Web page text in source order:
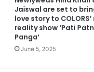
Jaiswal are set to
love story to COLORS’
reality show ‘Pati
Panga’
June 5, 2025